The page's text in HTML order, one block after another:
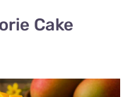
Cake